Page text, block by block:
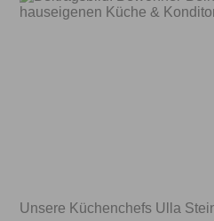
Unsere Küchenchefs Ulla